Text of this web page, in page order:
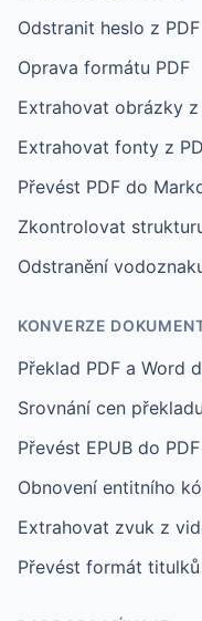
Odstranit heslo z PDF
Oprava formátu PDF
Extrahovat obrázky z
Extrahovat fonty z
Převést PDF do
Zkontrolovat
Odstranění
KONVERZE
Překlad PDF a Word
Srovnání cen
Převést EPUB do PDF
Obnovení entitního
Extrahovat zvuk z
Převést formát titulků